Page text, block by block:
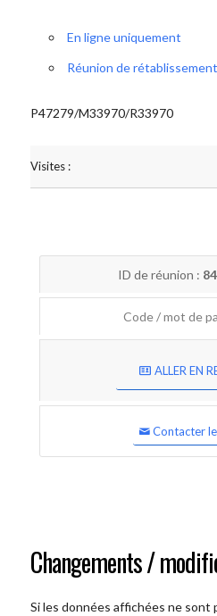
En ligne uniquement
Réunion de rétablissement
P47279/M33970/R33970
Visites :
ID de réunion :
Code / mot de
ALLER EN
Contacter
Changements /
Si les données affichées ne sont